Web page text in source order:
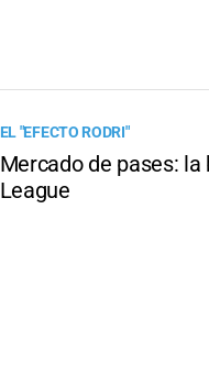
EL "EFECTO RODRI"
Mercado de pases:
League